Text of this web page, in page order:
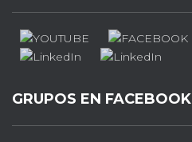
GRUPOS EN FACEBOOK